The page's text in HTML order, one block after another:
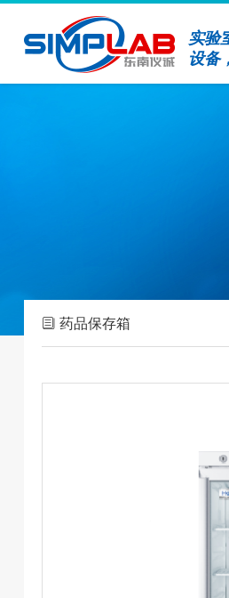
实验
设备
药品保存箱